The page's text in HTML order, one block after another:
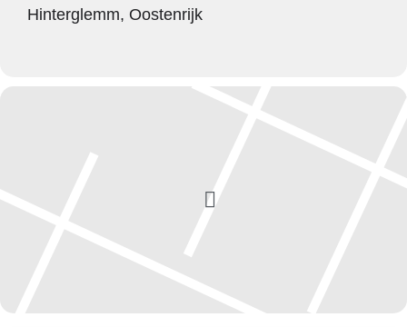
Hinterglemm, Oostenrijk